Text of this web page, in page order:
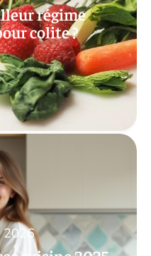
régime
colite ?
2026